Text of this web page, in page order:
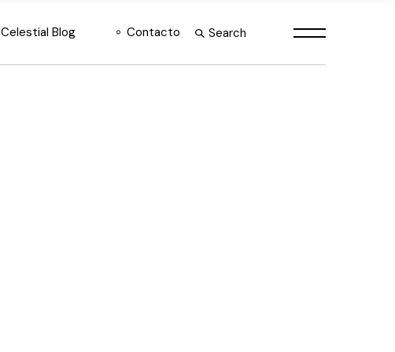
Celestial Blog Contacto Search
Consultoría Estratégica